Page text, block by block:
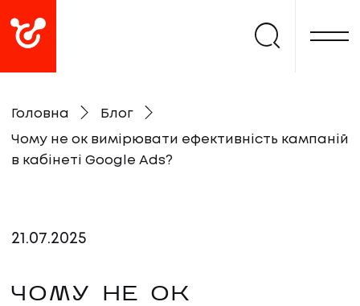
Головна Блог
Чому не ок вимірювати ефективність кампаній
в кабінеті Google Ads?
21 .07.2025
ЧОМУ НЕ ОК